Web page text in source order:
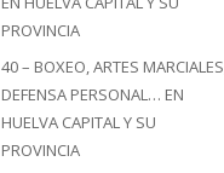
PROVINCIA
40 – BOXEO, ARTES MARCIALES,
DEFENSA PERSONAL… EN
HUELVA CAPITAL Y SU
PROVINCIA